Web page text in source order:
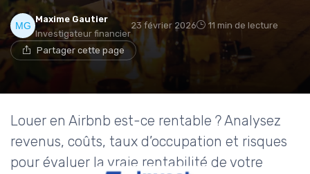
Maxime Gautier
Investigateur financier
23 février 2026 11 min de lecture
Partager cette page
Louer en Airbnb est-ce rentable ? Analysez
revenus, coûts, taux d’occupation et risques
pour évaluer la vraie rentabilité de votre